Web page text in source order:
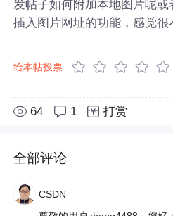
发帖子如何附加本地图片呢
插入图片网址的功能，感觉很
给本帖投票
64 1 打赏
全部评论
CSDN